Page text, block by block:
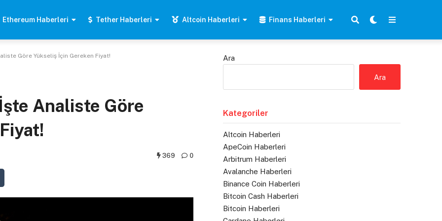
Ethereum Haberleri Tether Haberleri Altcoin Haberleri Finans Haberleri
Göre Yükseliş İçin Gereken Fiyat!
Analiste Göre
369 0
Ara
Ara
Kategoriler
Altcoin Haberleri
ApeCoin Haberleri
Arbitrum Haberleri
Avalanche Haberleri
Binance Coin Haberleri
Bitcoin Cash Haberleri
Bitcoin Haberleri